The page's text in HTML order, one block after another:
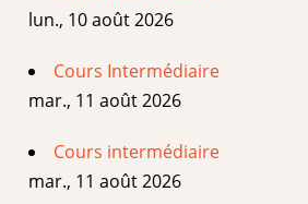
lun., 10 août 2026
Cours Intermédiaire
mar., 11 août 2026
Cours intermédiaire
mar., 11 août 2026